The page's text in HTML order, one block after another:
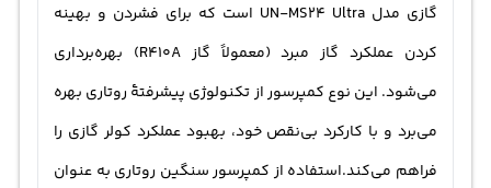
گازی مدل UN-MS24 Ultra است که برای فشردن و بهینه
کردن عملکرد گاز مبرد (معمولاً گاز R410A) بهره‌برداری
می‌شود. این نوع کمپرسور از تکنولوژی پیشرفتهٔ روتاری بهره
می‌برد و با کارکرد بی‌نقص خود، بهبود عملکرد کولر گازی را
فراهم می‌کند.استفاده از کمپرسور سنگین روتاری به عنوان